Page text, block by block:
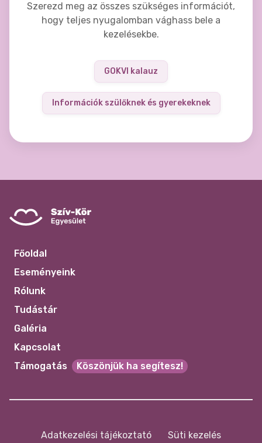
Szerezd meg az összes szükséges információt,
hogy teljes nyugalomban vághass bele a
kezelésekbe.
GOKVI kalauz
Információk szülőknek és gyerekeknek
Főoldal
Eseményeink
Rólunk
Tudástár
Galéria
Kapcsolat
Támogatás
Köszönjük ha segítesz!
Adatkezelési tájékoztató Süti kezelés